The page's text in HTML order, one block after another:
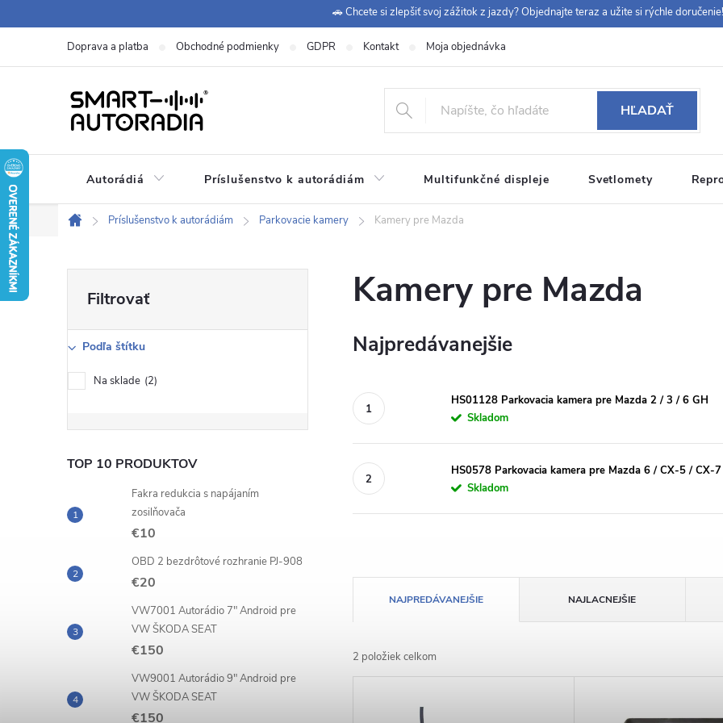
na
🚗 Chcete si zlepšiť svoj zážitok z jazdy? Objednajte teraz a užite si rýchle
Doprava a platba Obchodné podmienky GDPR Kontakt Moja objednávka
HĽADAŤ
Autorádiá Príslušenstvo k autorádiám Multifunkčné displeje Svetlomety
Zákaznícka podpora: +420 771 149 411 (Po-Pá 9:00-12:00, 12:30-14:00)
Domov
Príslušenstvo k autorádiám Parkovacie kamery Kamery pre Mazda
o
č
ý
a
n
l
Podľa štítku
Na sklade 2
TOP 10 PRODUKTOV
Fakra redukcia s napájaním
zosilňovača
€10
OBD 2 bezdrôtové rozhranie PJ-908
€20
VW7001 Autorádio 7" Android pre
VW ŠKODA SEAT
€150
VW9001 Autorádio 9" Android pre
VW ŠKODA SEAT
€150
Kamery pre Mazda
Najpredávanejšie
HS01128 Parkovacia kamera pre Mazda 2 / 3 / 6 GH
Skladom
HS0578 Parkovacia kamera pre Mazda 6 / CX-5 / CX-7
Skladom
a
d
NAJPREDÁVANEJŠIE NAJLACNEJŠIE
2 položiek celkom